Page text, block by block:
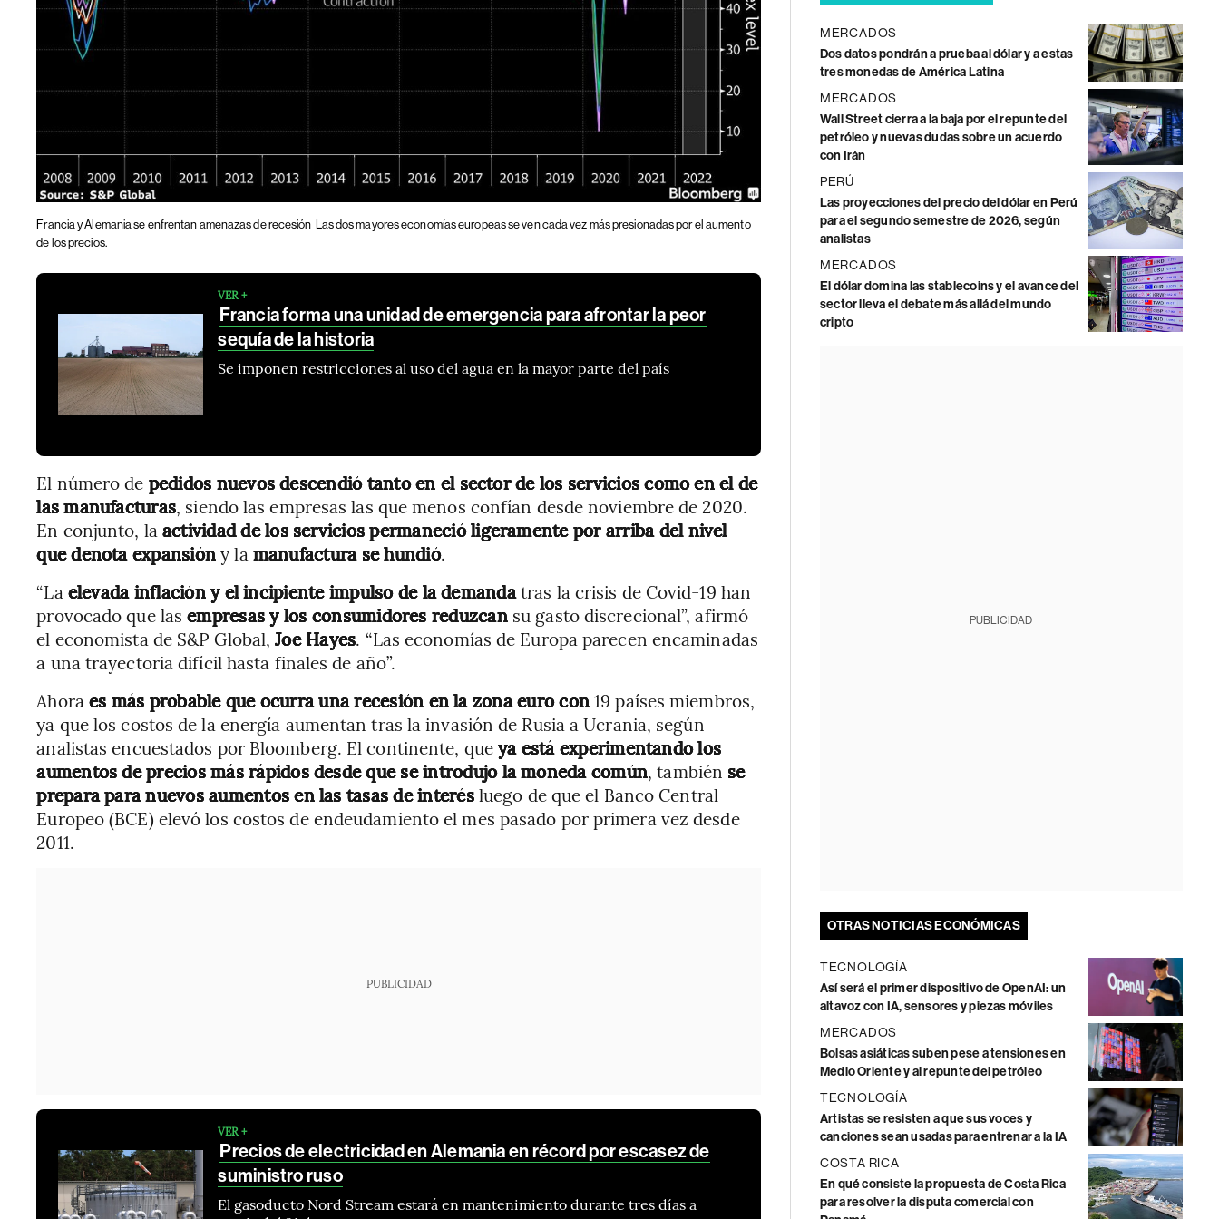
Francia y Alemania se enfrentan amenazas de recesión
Las dos mayores economías europeas se ven cada vez más presionadas por el aumento
de los precios.
VER +
Francia forma una unidad de emergencia para afrontar la peor
sequía de la historia
Se imponen restricciones al uso del agua en la mayor parte del país
El número de pedidos nuevos descendió tanto en el sector de los servicios como en el de
las manufacturas, siendo las empresas las que menos confían desde noviembre de 2020.
En conjunto, la actividad de los servicios permaneció ligeramente por arriba del nivel
que denota expansióny la manufactura se hundió.
“La elevada inflación y el incipiente impulso de la demandatras la crisis de Covid-19 han
provocado que las empresas y los consumidores reduzcansu gasto discrecional”, afirmó
el economista de S&P Global,Joe Hayes. “Las economías de Europa parecen encaminadas
a una trayectoria difícil hasta finales de año”.
Ahora es más probable que ocurra una recesión en la zona euro con19 países miembros,
ya que los costos de la energía aumentan tras la invasión de Rusia a Ucrania, según
analistas encuestados por Bloomberg. El continente, queya está experimentando los
aumentos de precios más rápidos desde que se introdujo la moneda común, también se
prepara para nuevos aumentos en las tasas de interésluego de que el Banco Central
Europeo (BCE) elevó los costos de endeudamiento el mes pasado por primera vez desde
2011.
PUBLICIDAD
VER +
Precios de electricidad en Alemania en récord por escasez de
suministro ruso
El gasoducto Nord Stream estará en mantenimiento durante tres días a
MERCADOS
Dos datos pondrán a prueba al dólar y a estas
tres monedas de América Latina
MERCADOS
Wall Street cierra a la baja por el repunte del
petróleo y nuevas dudas sobre un acuerdo
con Irán
PERÚ
Las proyecciones del precio del dólar en Perú
para el segundo semestre de 2026, según
analistas
MERCADOS
El dólar domina las stablecoins y el avance del
sector lleva el debate más allá del mundo
cripto
PUBLICIDAD
OTRAS NOTICIAS ECONÓMICAS
TECNOLOGÍA
Así será el primer dispositivo de OpenAI: un
altavoz con IA, sensores y piezas móviles
MERCADOS
Bolsas asiáticas suben pese a tensiones en
Medio Oriente y al repunte del petróleo
TECNOLOGÍA
Artistas se resisten a que sus voces y
canciones sean usadas para entrenar a la IA
COSTA RICA
En qué consiste la propuesta de Costa Rica
para resolver la disputa comercial con